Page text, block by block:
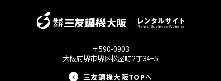
〒590-0903
大阪府堺市堺区松屋町2丁34−5
三友鋼機大阪TOPへ